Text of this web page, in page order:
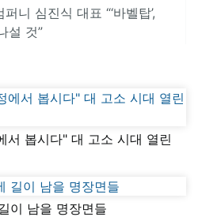
니 심진식 대표 “‘바벨탑’,
설 것”
서 봅시다" 대 고소 시대 열린
이 남을 명장면들